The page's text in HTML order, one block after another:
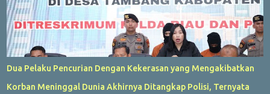
Dua Pelaku Pencurian Dengan Kekerasan yang Mengakibatkan
Korban Meninggal Dunia Akhirnya Ditangkap Polisi, Ternyata